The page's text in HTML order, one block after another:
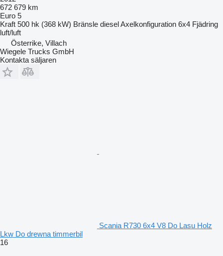
672 679 km
Euro 5
Kraft 500 hk (368 kW) Bränsle dieselAxelkonfiguration 6x4 Fjädring
luft/luft
Österrike, Villach
Wiegele Trucks GmbH
Kontakta säljaren
Scania R730 6x4 V8 Do Lasu Holz
Lkw Do drewna timmerbil
16